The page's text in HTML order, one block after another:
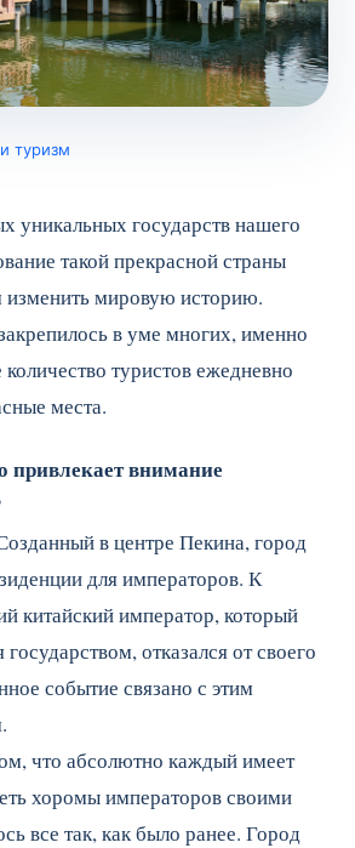
туризм
уникальных государств нашего
такой прекрасной страны
изменить мировую историю.
в уме многих, именно
туристов ежедневно
места.
привлекает внимание
в центре Пекина, город
для императоров. К
китайский император, который
отказался от своего
событие связано с этим
что абсолютно каждый имеет
хоромы императоров своими
все так, как было ранее. Город